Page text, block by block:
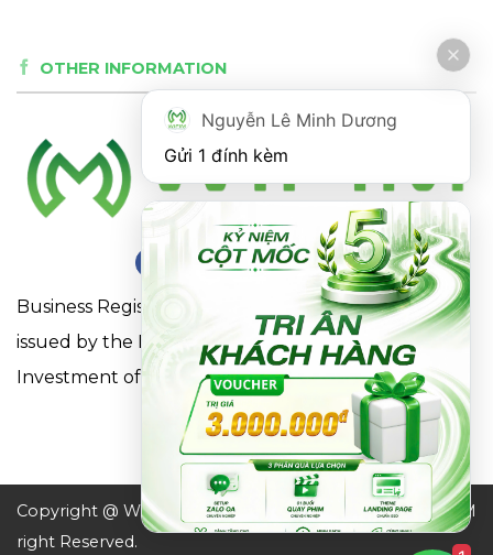
OTHER INFORMATION
Business Registration Certificate No. 0316863281
issued by the Department of Planning and
Investment of Ho Chi Minh City on May 18, 2021
Copyright @ WIFIM JSC. All
right Reserved.
Design by WIFIM
Nguyễn Lê Minh Dương
Gửi 1 đính kèm